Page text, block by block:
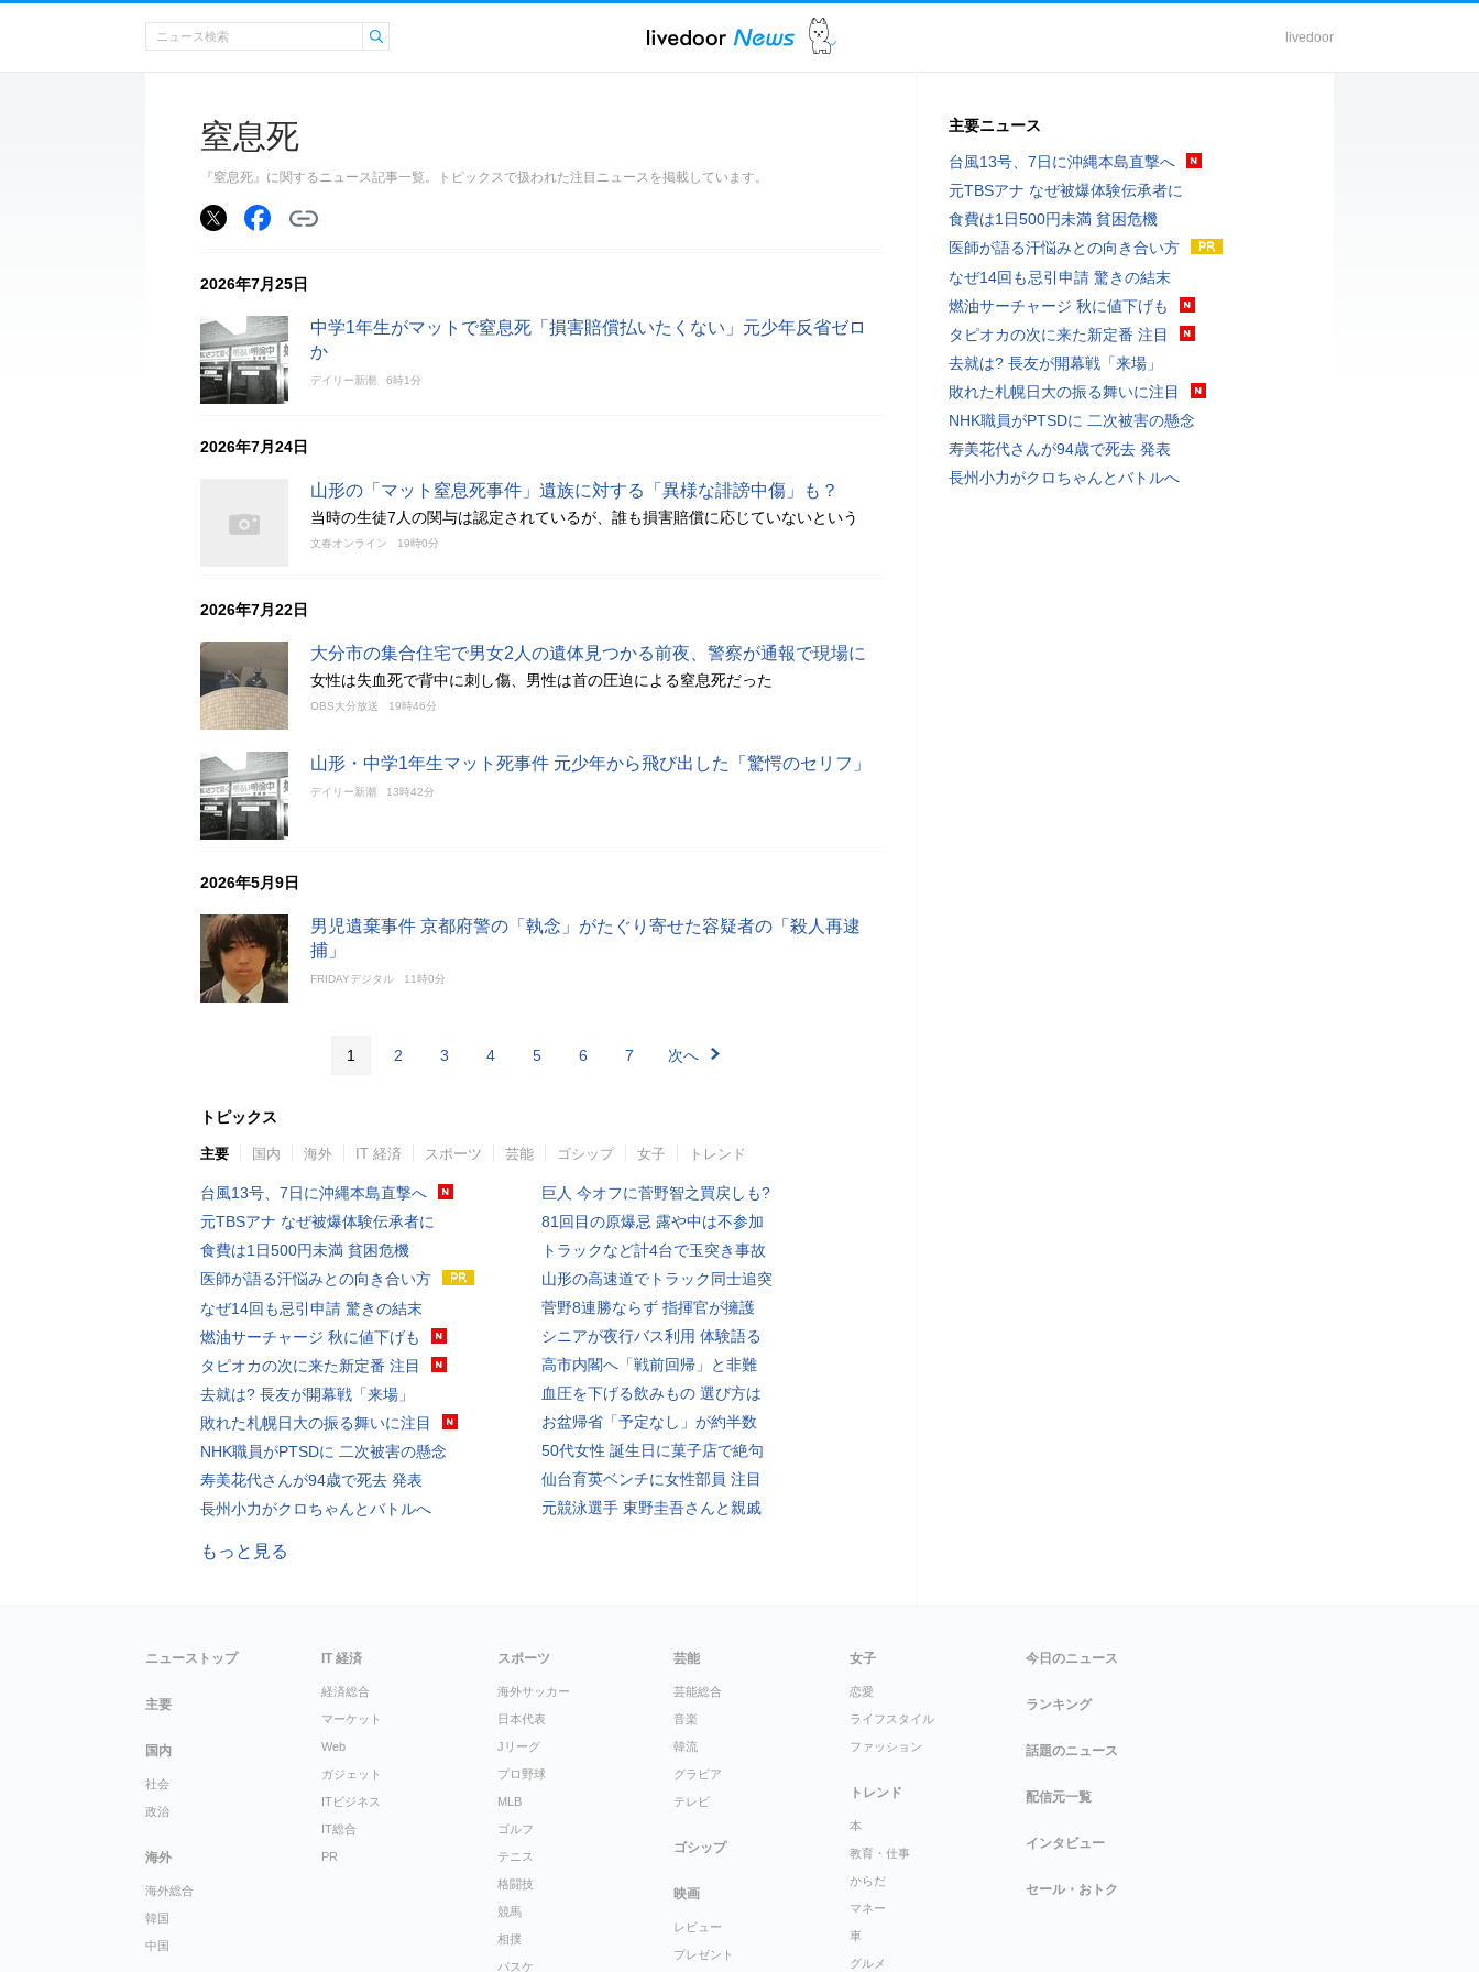
livedoor
窒息死
『窒息死』に関するニュース記事一覧。トピックスで扱われた注目ニュースを掲載しています。
2026年7月25日
中学1年生がマットで窒息死「損害賠償払いたくない」元少年反省ゼロ
か
デイリー新潮 6時1分
2026年7月24日
山形の「マット窒息死事件」遺族に対する「異様な誹謗中傷」も？
当時の生徒7人の関与は認定されているが、誰も損害賠償に応じていないという
文春オンライン 19時0分
2026年7月22日
大分市の集合住宅で男女2人の遺体見つかる前夜、警察が通報で現場に
女性は失血死で背中に刺し傷、男性は首の圧迫による窒息死だった
OBS大分放送 19時46分
山形・中学1年生マット死事件 元少年から飛び出した「驚愕のセリフ」
デイリー新潮 13時42分
2026年5月9日
男児遺棄事件 京都府警の「執念」がたぐり寄せた容疑者の「殺人再逮
捕」
FRIDAYデジタル 11時0分
1 2 3 4 5 6 7 次へ
トピックス
主要 国内 海外 IT 経済 スポーツ 芸能 ゴシップ 女子 トレンド
台風13号、7日に沖縄本島直撃へ
元TBSアナ なぜ被爆体験伝承者に
食費は1日500円未満 貧困危機
医師が語る汗悩みとの向き合い方
なぜ14回も忌引申請 驚きの結末
燃油サーチャージ 秋に値下げも
タピオカの次に来た新定番 注目
去就は? 長友が開幕戦「来場」
敗れた札幌日大の振る舞いに注目
NHK職員がPTSDに 二次被害の懸念
寿美花代さんが94歳で死去 発表
長州小力がクロちゃんとバトルへ
巨人 今オフに菅野智之買戻しも?
81回目の原爆忌 露や中は不参加
トラックなど計4台で玉突き事故
山形の高速道でトラック同士追突
菅野8連勝ならず 指揮官が擁護
シニアが夜行バス利用 体験語る
高市内閣へ「戦前回帰」と非難
血圧を下げる飲みもの 選び方は
お盆帰省「予定なし」が約半数
50代女性 誕生日に菓子店で絶句
仙台育英ベンチに女性部員 注目
元競泳選手 東野圭吾さんと親戚
もっと見る
主要ニュース
台風13号、7日に沖縄本島直撃へ
元TBSアナ なぜ被爆体験伝承者に
食費は1日500円未満 貧困危機
医師が語る汗悩みとの向き合い方
なぜ14回も忌引申請 驚きの結末
燃油サーチャージ 秋に値下げも
タピオカの次に来た新定番 注目
去就は? 長友が開幕戦「来場」
敗れた札幌日大の振る舞いに注目
NHK職員がPTSDに 二次被害の懸念
寿美花代さんが94歳で死去 発表
長州小力がクロちゃんとバトルへ
ニューストップ
主要
国内
社会
政治
海外
海外総合
韓国
中国
IT 経済
経済総合
マーケット
Web
ガジェット
ITビジネス
IT総合
PR
スポーツ
海外サッカー
日本代表
Jリーグ
プロ野球
MLB
ゴルフ
テニス
格闘技
競馬
相撲
バスケ
芸能
芸能総合
音楽
韓流
グラビア
テレビ
ゴシップ
映画
レビュー
プレゼント
女子
恋愛
ライフスタイル
ファッション
トレンド
本
教育・仕事
からだ
マネー
車
グルメ
今日のニュース
ランキング
話題のニュース
配信元一覧
インタビュー
セール・おトク